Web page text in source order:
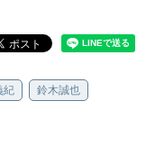
紀 鈴木誠也